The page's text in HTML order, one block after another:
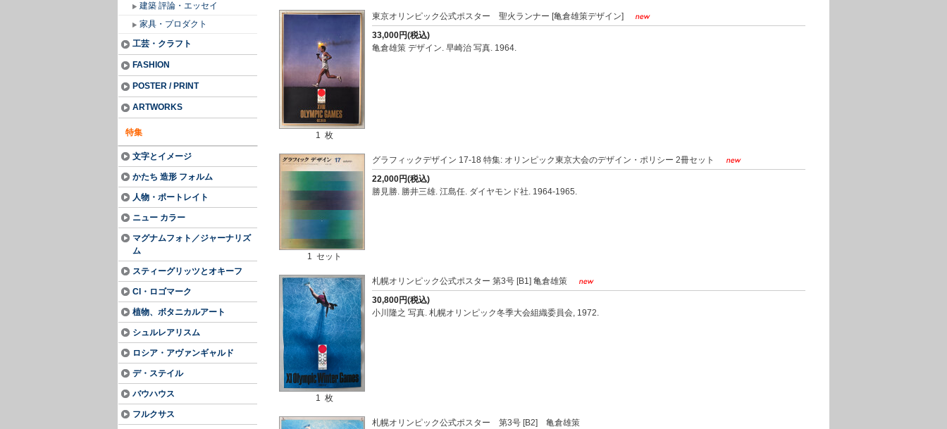
建築 評論・エッセイ
家具・プロダクト
工芸・クラフト
FASHION
POSTER / PRINT
ARTWORKS
特集
文字とイメージ
かたち 造形 フォルム
人物・ポートレイト
ニュー カラー
マグナムフォト／ジャーナリズ
ム
スティーグリッツとオキーフ
CI・ロゴマーク
植物、ボタニカルアート
シュルレアリスム
ロシア・アヴァンギャルド
デ・ステイル
バウハウス
フルクサス
1 枚
東京オリンピック公式ポスター 聖火ランナー [亀倉雄策デザイン]
33,000円(税込)
亀倉雄策 デザイン. 早崎治 写真. 1964.
1 セット
グラフィックデザイン 17-18 特集: オリンピック東京大会のデザイン・ポリシー 2冊セット
22,000円(税込)
勝見勝. 勝井三雄. 江島任. ダイヤモンド社. 1964-1965.
1 枚
札幌オリンピック公式ポスター 第3号 [B1] 亀倉雄策
30,800円(税込)
小川隆之 写真. 札幌オリンピック冬季大会組織委員会, 1972.
札幌オリンピック公式ポスター 第3号 [B2] 亀倉雄策